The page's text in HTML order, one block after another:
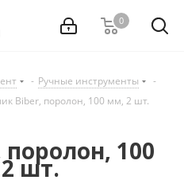
0
- Ручные инструменты
-
Biber, поролон, 100 мм, 2 шт.
100
шт.